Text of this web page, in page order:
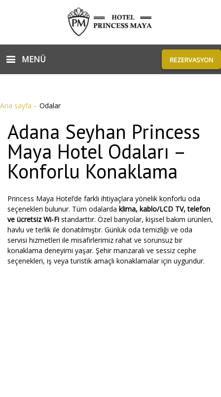
MENÜ REZERVASYON
Ana sayfa – Odalar
Adana Seyhan Princess
Maya Hotel Odaları –
Konforlu Konaklama
Princess Maya Hotel’de farklı ihtiyaçlara yönelik konforlu oda
seçenekleri bulunur. Tüm odalarda klima, kablo/LCD TV, telefon
ve ücretsiz Wi-Fi standarttır. Özel banyolar, kişisel bakım ürünleri,
havlu ve terlik ile donatılmıştır. Günlük oda temizliği ve oda
servisi hizmetleri ile misafirlerimiz rahat ve sorunsuz bir
konaklama deneyimi yaşar. Şehir manzaralı ve sessiz cephe
seçenekleri, iş veya turistik amaçlı konaklamalar için uygundur.